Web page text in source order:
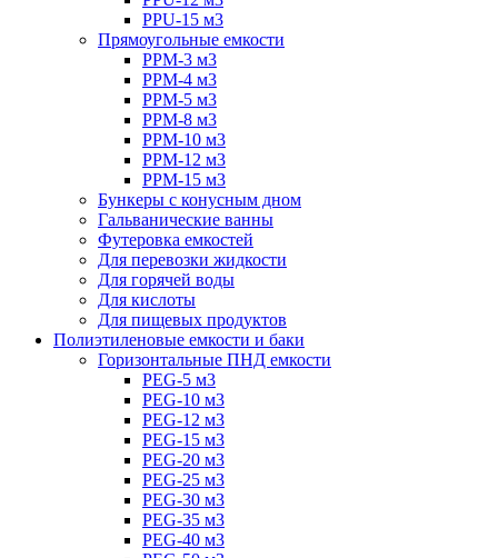
PPU-15 м3
Прямоугольные емкости
PPM-3 м3
PPM-4 м3
PPM-5 м3
PPM-8 м3
PPM-10 м3
PPM-12 м3
PPM-15 м3
Бункеры с конусным дном
Гальванические ванны
Футеровка емкостей
Для перевозки жидкости
Для горячей воды
Для кислоты
Для пищевых продуктов
Полиэтиленовые емкости и баки
Горизонтальные ПНД емкости
PEG-5 м3
PEG-10 м3
PEG-12 м3
PEG-15 м3
PEG-20 м3
PEG-25 м3
PEG-30 м3
PEG-35 м3
PEG-40 м3